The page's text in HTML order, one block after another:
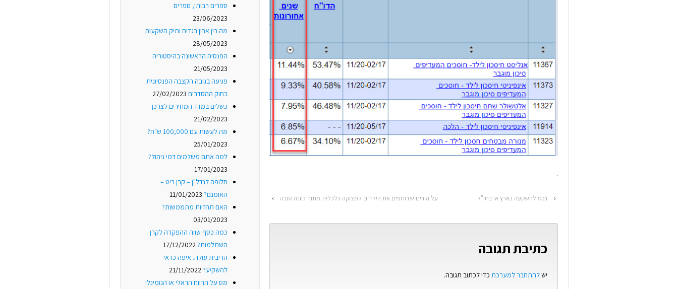
.
‹ נכס להשקעה בארץ או בחו"ל על הורים שדוחפים את הילדים למצוקה כלכלית מתוך כוונה טובה ›
כתיבת תגובה
ישלהתחבר למערכת כדי לכתוב תגובה.
ספרים רבותי, ספרים
23/06/2023
מה בין ארון בגדים ותיק השקעות
28/05/2023
הפנסיה הראשונה בהיסטוריה
21/05/2023
פגיעה בגובה הקצבה הפנסיונית
בחוק ההסדרים 27/02/2023
כשלים במדד המחירים לצרכן
21/02/2023
מה לעשות עם 100,000 ש"ח?
25/01/2023
למה אתם משלמים דמי ניהול?
17/01/2023
חלופה לנדל"ן – קרן ריט –
האומנם? 11/01/2023
האם תחזיות מתממשות?
03/01/2023
כמה כסף שווה ההפקדה לקרן
השתלמות?17/12/2022
הריבית עולה. איפה כדאי
להשקיע?21/11/2022
מס על הרווח הראלי או הנומינלי